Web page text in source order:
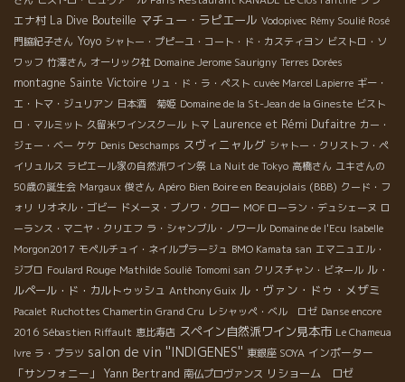
エナ村 La Dive Bouteille マチュー・ラピエール Vodopivec Rémy Soulié Rosé
門脇紀子さん Yoyo シャトー・プピーユ・コート・ド・カスティヨン ビストロ・ソ
ワッフ 竹澤さん オーリック社 Domaine Jerome Saurigny Terres Dorées
montagne Sainte Victoire リュ・ド・ラ・ペスト cuvée Marcel Lapierre ギー・
エ・トマ・ジュリアン 日本酒 菊姫 Domaine de la St-Jean de la Gineste ビスト
ロ・マルミット 久留米ワインスクール トマ Laurence et Rémi Dufaitre カー・
ジェー・ベー ケケ Denis Deschamps スヴィニャルグ シャトー・クリストフ・ペ
イリュルス ラピエール家の自然派ワイン祭 La Nuit de Tokyo 高橋さん ユキさんの
50歳の誕生会 Margaux 俊さん Apéro Bien Boire en Beaujolais (BBB) クード・フ
ォリ リオネル・ゴビー ドメーヌ・ブノワ・クロー MOF ローラン・デュシェーヌ ロ
ーランス・マニヤ・クリエフ ラ・シャンブル・ノワール Domaine de l'Ecu Isabelle
Morgon2017 モペルチュイ・ネイルプラージュ BMO Kamata san エマニュエル・
ジブロ Foulard Rouge Mathilde Soulié Tomomi san クリスチャン・ビネール ル・
ルペール・ド・カルトゥッシュ Anthony Guix ル・ヴァン・ドゥ・メザミ
Pacalet Ruchottes Chamertin Grand Cru レシャッペ・ベル ロゼ Danse encore
2016 Sébastien Riffault 恵比寿店 スペイン自然派ワイン見本市 Le Chameua
Ivre ラ・プラツ salon de vin ''INDIGENES'' 東銀座 SOYA インポーター
「サンフォニー」
Yann Bertrand 南仏プロヴァンス リショーム ロゼ